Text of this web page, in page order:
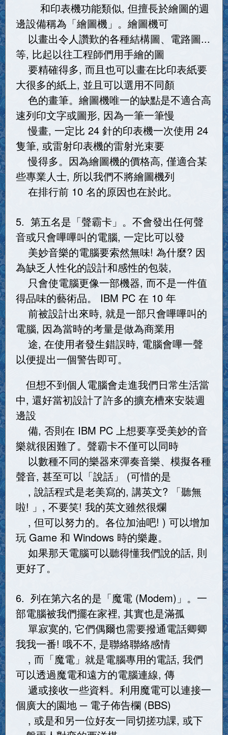
和印表機功能類似, 但擅長於繪圖的週
邊設備稱為「繪圖機」。繪圖機可
以畫出令人讚歎的各種結構圖、電路圖...
等, 比起以往工程師們用手繪的圖
要精確得多, 而且也可以畫在比印表紙要
大很多的紙上, 並且可以選用不同顏
色的畫筆。繪圖機唯一的缺點是不適合高
速列印文字或圖形, 因為一筆一筆慢
慢畫, 一定比 24 針的印表機一次使用 24
隻筆, 或雷射印表機的雷射光束要
慢得多。因為繪圖機的價格高, 僅適合某
些專業人士, 所以我們不將繪圖機列
在排行前 10 名的原因也在於此。
5. 第五名是「聲霸卡」。不會發出任何聲
音或只會嗶嗶叫的電腦, 一定比可以發
美妙音樂的電腦要索然無味! 為什麼? 因
為缺乏人性化的設計和感性的包裝,
只會使電腦更像一部機器, 而不是一件值
得品味的藝術品。 IBM PC 在 10 年
前被設計出來時, 就是一部只會嗶嗶叫的
電腦, 因為當時的考量是做為商業用
途, 在使用者發生錯誤時, 電腦會嗶一聲
以便提出一個警告即可。
但想不到個人電腦會走進我們日常生活當
中, 還好當初設計了許多的擴充槽來安裝週
邊設
備, 否則在 IBM PC 上想要享受美妙的音
樂就很困難了。聲霸卡不僅可以同時
以數種不同的樂器來彈奏音樂、模擬各種
聲音, 甚至可以「說話」 (可惜的是
, 說話程式是老美寫的, 講英文? 「聽無
啦! 」, 不要笑! 我的英文雖然很爛
, 但可以努力的。各位加油吧! ) 可以增加
玩 Game 和 Windows 時的樂趣。
如果那天電腦可以聽得懂我們說的話, 則
更好了。
6. 列在第六名的是「魔電 (Modem)」。一
部電腦被我們擺在家裡, 其實也是滿孤
單寂寞的, 它們偶爾也需要撥通電話卿卿
我我一番! 哦不不, 是聯絡聯絡感情
, 而「魔電」就是電腦專用的電話, 我們
可以透過魔電和遠方的電腦連線, 傳
遞或接收一些資料。利用魔電可以連接一
個廣大的園地 ─ 電子佈告欄 (BBS)
, 或是和另一位好友一同切搓功課, 或下